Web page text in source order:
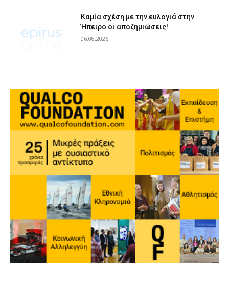
Καμία σχέση με την ευλογιά στην
Ήπειρο οι αποζημιώσεις!
06.08.2026